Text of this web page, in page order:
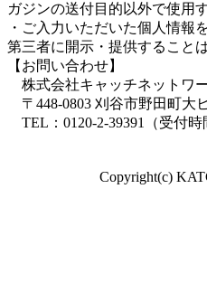
ガジンの送付目的以外で使用
・ご入力いただいた個人情報
第三者に開示・提供すること
【お問い合わせ】
株式会社キャッチネットワ
〒448-0803 刈谷市野田町大
TEL：0120-2-39391（受付時
Copyright(c)